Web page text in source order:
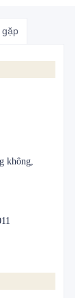
không,